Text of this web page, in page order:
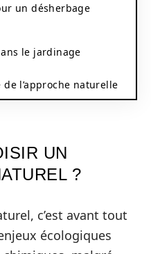
un désherbage
le jardinage
l’approche naturelle
UN
?
c’est avant tout
écologiques